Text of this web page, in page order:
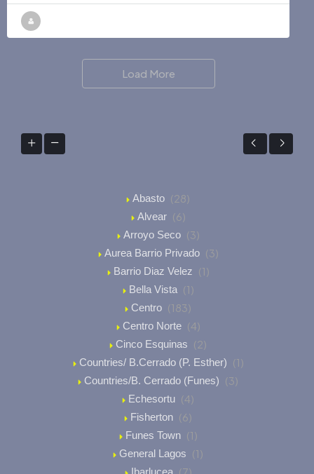
Load More
Abasto (28)
Alvear (6)
Arroyo Seco (3)
Aurea Barrio Privado (3)
Barrio Diaz Velez (1)
Bella Vista (1)
Centro (183)
Centro Norte (4)
Cinco Esquinas (2)
Countries/ B.Cerrado (P. Esther) (1)
Countries/B. Cerrado (Funes) (3)
Echesortu (4)
Fisherton (6)
Funes Town (1)
General Lagos (1)
Ibarlucea